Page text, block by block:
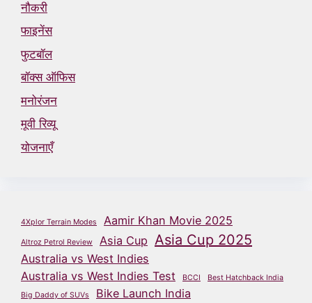
नौकरी
फाइनेंस
फुटबॉल
बॉक्स ऑफिस
मनोरंजन
मूवी रिव्यू
योजनाएँ
4Xplor Terrain Modes Aamir Khan Movie 2025
Altroz Petrol Review Asia Cup Asia Cup 2025
Australia vs West Indies
Australia vs West Indies Test
BCCI
Best Hatchback India
Big Daddy of SUVs
Bike Launch India